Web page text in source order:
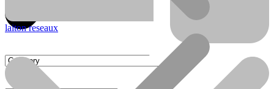
laiton reseaux